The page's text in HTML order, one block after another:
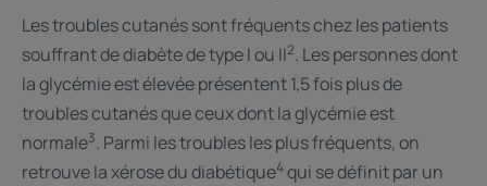
Les troubles cutanés sont fréquents chez les patients
souffrant de diabète de type I ou II2. Les personnes dont
la glycémie est élevée présentent 1,5 fois plus de
troubles cutanés que ceux dont la glycémie est
normale3. Parmi les troubles les plus fréquents, on
retrouve la xérose du diabétique4 qui se définit par un